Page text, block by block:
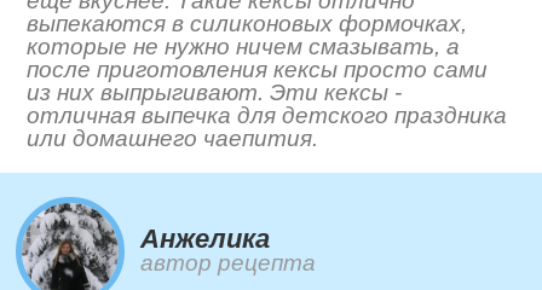
выпекаются в силиконовых формочках,
которые не нужно ничем смазывать, а
после приготовления кексы просто сами
из них выпрыгивают. Эти кексы -
отличная выпечка для детского праздника
или домашнего чаепития.
Анжелика
автор рецепта